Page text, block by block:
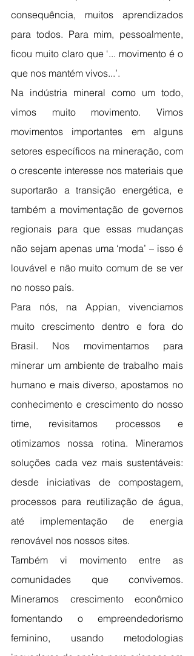
consequência, muitos aprendizados
para todos. Para mim, pessoalmente,
ficou muito claro que ‘... movimento é o
que nos mantém vivos...’.
Na indústria mineral como um todo,
vimos muito movimento. Vimos
movimentos importantes em alguns
setores específicos na mineração, com
o crescente interesse nos materiais que
suportarão a transição energética, e
também a movimentação de governos
regionais para que essas mudanças
não sejam apenas uma ‘moda’ – isso é
louvável e não muito comum de se ver
no nosso país.
Para nós, na Appian, vivenciamos
muito crescimento dentro e fora do
Brasil. Nos movimentamos para
minerar um ambiente de trabalho mais
humano e mais diverso, apostamos no
conhecimento e crescimento do nosso
time, revisitamos processos e
otimizamos nossa rotina. Mineramos
soluções cada vez mais sustentáveis:
desde iniciativas de compostagem,
processos para reutilização de água,
até implementação de energia
renovável nos nossos sites.
Também vi movimento entre as
comunidades que convivemos.
Mineramos crescimento econômico
fomentando o empreendedorismo
feminino, usando metodologias